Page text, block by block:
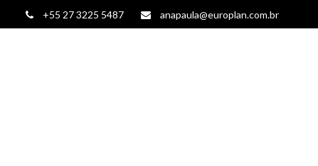
+55 27 3225 5487 anapaula@europlan.com.br